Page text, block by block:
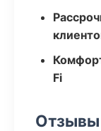
Fi
Отзывы